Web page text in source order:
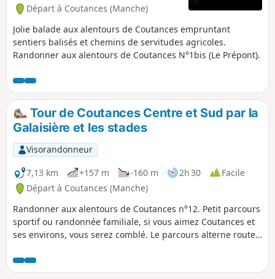
Départ à Coutances (Manche)
Jolie balade aux alentours de Coutances empruntant
sentiers balisés et chemins de servitudes agricoles.
Randonner aux alentours de Coutances N°1bis (Le Prépont).
Tour de Coutances Centre et Sud par la
Galaisière et les stades
Visorandonneur
7,13 km
+157 m -160 m 2h 30
Facile
Départ à Coutances (Manche)
Randonner aux alentours de Coutances n°12. Petit parcours
sportif ou randonnée familiale, si vous aimez Coutances et
ses environs, vous serez comblé. Le parcours alterne routes,
dans la nature. Idéal pour une séance de running !